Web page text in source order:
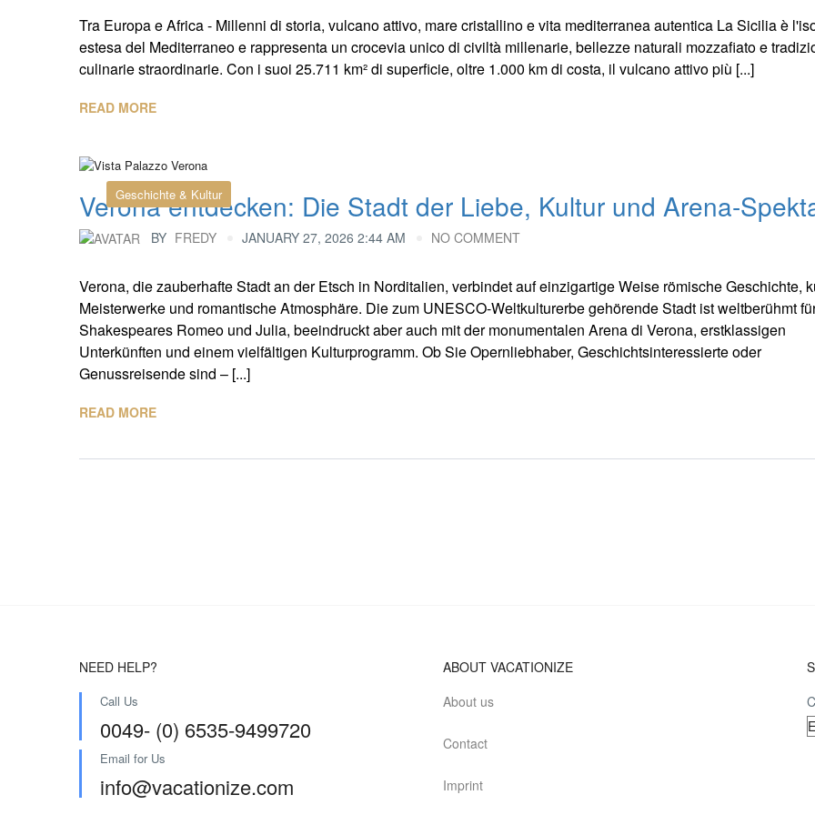
Tra Europa e Africa - Millenni di storia, vulcano attivo, mare cristallino e vita mediterranea autentica La Sicilia è
estesa del Mediterraneo e rappresenta un crocevia unico di civiltà millenarie, bellezze naturali mozzafiato e
culinarie straordinarie. Con i suoi 25.711 km² di superficie, oltre 1.000 km di costa, il vulcano attivo più [...]
READ MORE
Geschichte & Kultur
Verona entdecken: Die Stadt der Liebe, Kultur und Arena-
BY FREDY JANUARY 27, 2026 2:44 AM NO COMMENT
Verona, die zauberhafte Stadt an der Etsch in Norditalien, verbindet auf einzigartige Weise römische Geschichte,
Meisterwerke und romantische Atmosphäre. Die zum UNESCO-Weltkulturerbe gehörende Stadt ist weltberühmt
Shakespeares Romeo und Julia, beeindruckt aber auch mit der monumentalen Arena di Verona, erstklassigen
Unterkünften und einem vielfältigen Kulturprogramm. Ob Sie Opernliebhaber, Geschichtsinteressierte oder
Genussreisende sind – [...]
READ MORE
NEED HELP?
Call Us
0049- (0) 6535-9499720
Email for Us
info@vacationize.com
ABOUT VACATIONIZE
About us
Contact
Imprint